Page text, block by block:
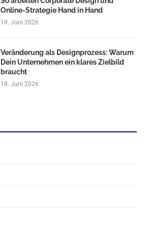
Online-Strategie Hand in Hand
19. Juni 2026
Veränderung als Designprozess: Warum
Dein Unternehmen ein klares Zielbild
braucht
18. Juni 2026